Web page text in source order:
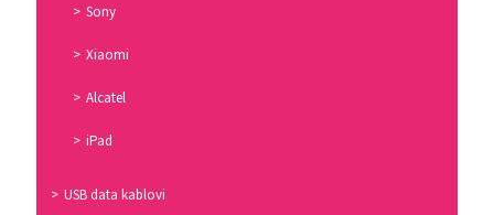
Sony
Xiaomi
Alcatel
iPad
USB data kablovi